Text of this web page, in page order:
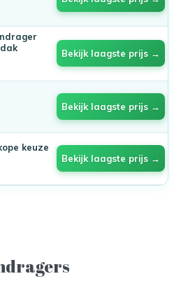
Bekijk laagste prijs →
Bekijk laagste prijs →
keuze
Bekijk laagste prijs →